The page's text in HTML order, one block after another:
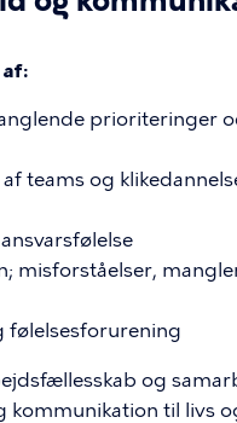
prioriteringer
teams og
misforståelser,
følelsesforurening​
og
kommunikation til livs